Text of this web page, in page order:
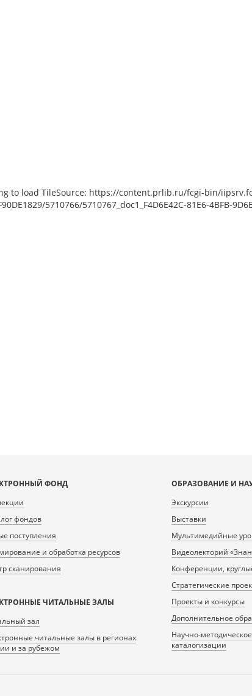
to load TileSource: https://content.prlib.ru/fcgi-bin/
5710766/5710767_doc1_F4D6E42C-81E6-4BFB-
ФОНД
фондов
поступления
и обработка ресурсов
сканирования
ЧИТАЛЬНЫЕ ЗАЛЫ
зал
читальные залы в регионах
и за рубежом
ОБРАЗОВАНИЕ И
Экскурсии
Выставки
Мультимедийные
Видеолекторий
Конференции,
Стратегические
Проекты и конкурсы
Дополнительное
Научно-
каталогизации